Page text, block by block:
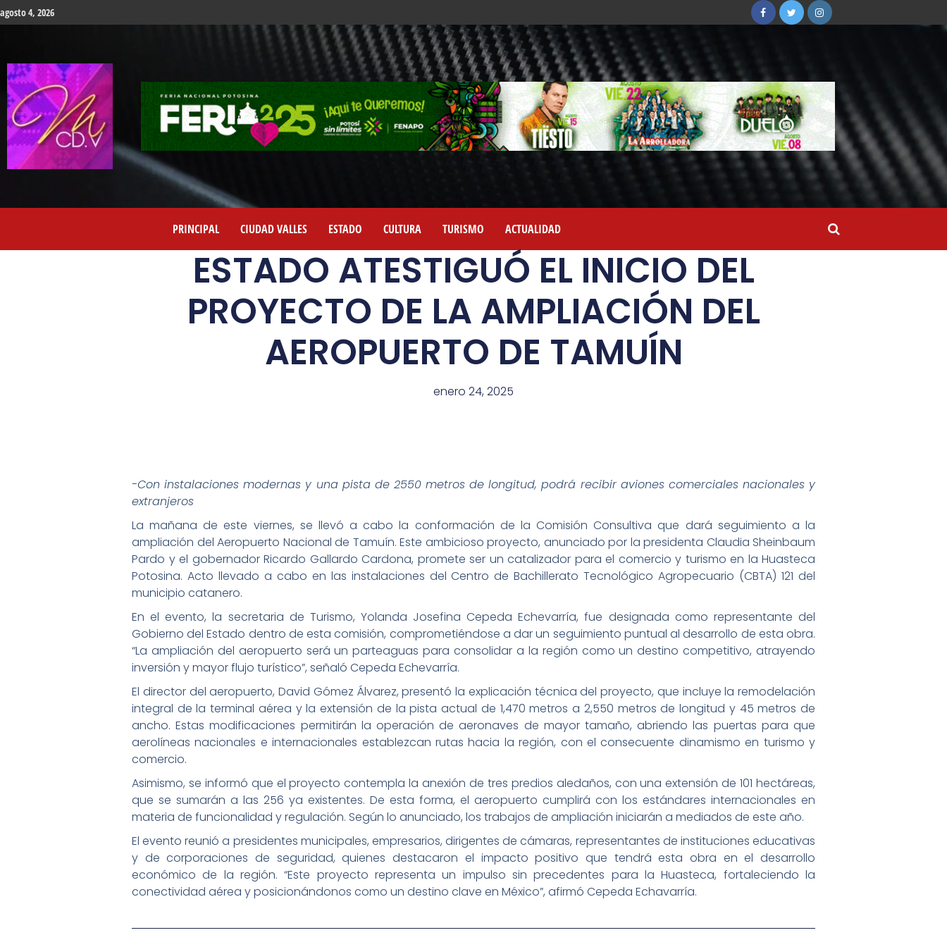
agosto 4, 2026
PRINCIPAL CIUDAD VALLES ESTADO CULTURA TURISMO ACTUALIDAD
ESTADO ATESTIGUÓ EL INICIO DEL
PROYECTO DE LA AMPLIACIÓN DEL
AEROPUERTO DE TAMUÍN
enero 24, 2025
-Con instalaciones modernas y una pista de 2550 metros de longitud, podrá recibir aviones comerciales nacionales y
extranjeros
La mañana de este viernes, se llevó a cabo la conformación de la Comisión Consultiva que dará seguimiento a la
ampliación del Aeropuerto Nacional de Tamuín. Este ambicioso proyecto, anunciado por la presidenta Claudia Sheinbaum
Pardo y el gobernador Ricardo Gallardo Cardona, promete ser un catalizador para el comercio y turismo en la Huasteca
Potosina. Acto llevado a cabo en las instalaciones del Centro de Bachillerato Tecnológico Agropecuario (CBTA) 121 del
municipio catanero.
En el evento, la secretaria de Turismo, Yolanda Josefina Cepeda Echevarría, fue designada como representante del
Gobierno del Estado dentro de esta comisión, comprometiéndose a dar un seguimiento puntual al desarrollo de esta obra.
“La ampliación del aeropuerto será un parteaguas para consolidar a la región como un destino competitivo, atrayendo
inversión y mayor flujo turístico”, señaló Cepeda Echevarría.
El director del aeropuerto, David Gómez Álvarez, presentó la explicación técnica del proyecto, que incluye la remodelación
integral de la terminal aérea y la extensión de la pista actual de 1,470 metros a 2,550 metros de longitud y 45 metros de
ancho. Estas modificaciones permitirán la operación de aeronaves de mayor tamaño, abriendo las puertas para que
aerolíneas nacionales e internacionales establezcan rutas hacia la región, con el consecuente dinamismo en turismo y
comercio.
Asimismo, se informó que el proyecto contempla la anexión de tres predios aledaños, con una extensión de 101 hectáreas,
que se sumarán a las 256 ya existentes. De esta forma, el aeropuerto cumplirá con los estándares internacionales en
materia de funcionalidad y regulación. Según lo anunciado, los trabajos de ampliación iniciarán a mediados de este año.
El evento reunió a presidentes municipales, empresarios, dirigentes de cámaras, representantes de instituciones educativas
y de corporaciones de seguridad, quienes destacaron el impacto positivo que tendrá esta obra en el desarrollo
económico de la región. “Este proyecto representa un impulso sin precedentes para la Huasteca, fortaleciendo la
conectividad aérea y posicionándonos como un destino clave en México”, afirmó Cepeda Echavarría.